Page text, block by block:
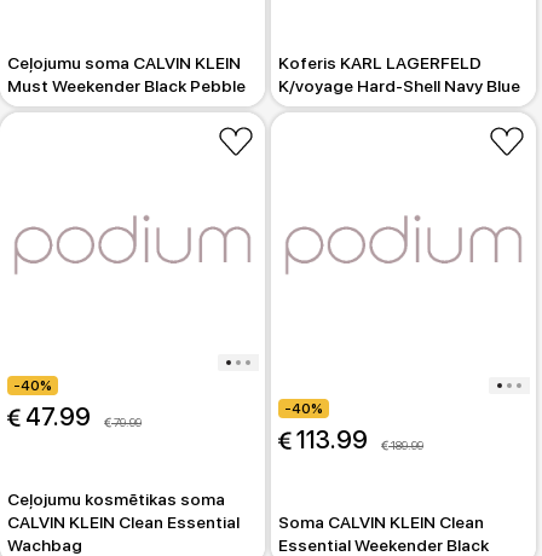
Ceļojumu soma CALVIN KLEIN
Must Weekender Black Pebble
Koferis KARL LAGERFELD
K/voyage Hard-Shell Navy Blue
-40%
47.99 79.99
Ceļojumu kosmētikas soma
CALVIN KLEIN Clean Essential
Wachbag
-40%
113.99 189.99
Soma CALVIN KLEIN Clean
Essential Weekender Black